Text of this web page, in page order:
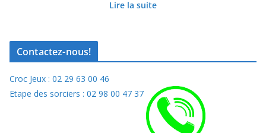
Lire la suite
Contactez-nous!
Croc Jeux : 02 29 63 00 46
Etape des sorciers : 02 98 00 47 37